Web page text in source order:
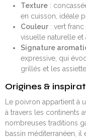
Texture:
en cuisson, idéale
Couleur: vert franc
visuelle naturelle et
Signature
expressive, qui
grillés et les
Origines &
Le poivron appartient à
à travers les continents
nombreuses traditions
bassin méditerranéen,